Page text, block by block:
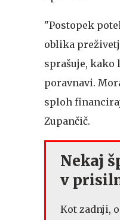
"Postopek
oblika
sprašuje,
poravnavi.
sploh
Zupančič.
Nekaj
v
Kot zadnji,